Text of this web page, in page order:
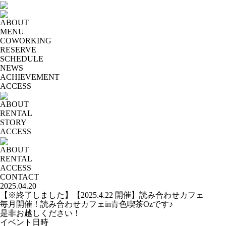
ABOUT
MENU
COWORKING
RESERVE
SCHEDULE
NEWS
ACHIEVEMENT
ACCESS
ABOUT
RENTAL
STORY
ACCESS
ABOUT
RENTAL
ACCESS
CONTACT
2025.04.20
【※終了しました】【2025.4.22 開催】読み合わせカフェ
毎月開催！読み合わせカフェin青色喫茶Ozです♪
是非お越しください！
イベント日時